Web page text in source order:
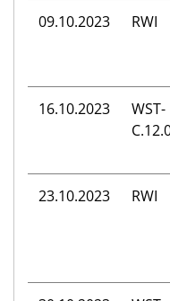
09.10.2023 RWI
16.10.2023
WST-
23.10.2023 RWI